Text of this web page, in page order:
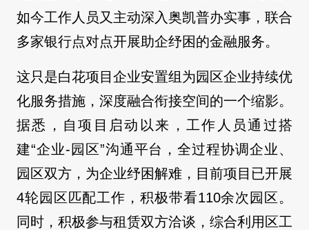
如今工作人员又主动深入奥凯普办实事，联合
多家银行点对点开展助企纾困的金融服务。
这只是白花项目企业安置组为园区企业持续优
化服务措施，深度融合衔接空间的一个缩影。
据悉，自项目启动以来，工作人员通过搭
建“企业-园区”沟通平台，全过程协调企业、
园区双方，为企业纾困解难，目前项目已开展
4轮园区匹配工作，积极带看110余次园区。
同时，积极参与租赁双方洽谈，综合利用区工